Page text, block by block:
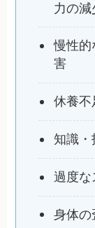
力の減
慢性的
害
休養不
知識
過度な
身体の